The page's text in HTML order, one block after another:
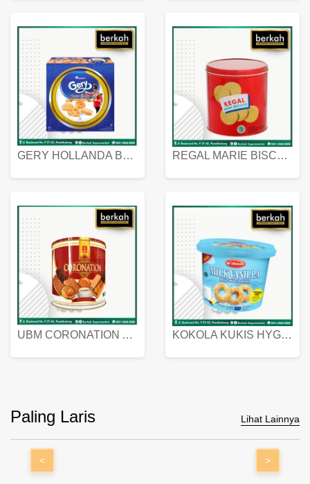
GERY HOLLANDA BUTTER COOKIES 450 GRAM REGAL MARIE BISCUIT KALENG 550 GRAM
UBM CORONATION ASSORTED BISKUIT KALENG 450 GRAM KOKOLA KUKIS HYGIENIC MILK VANILLA PACK 320 GR
Paling Laris Lihat Lainnya
< >